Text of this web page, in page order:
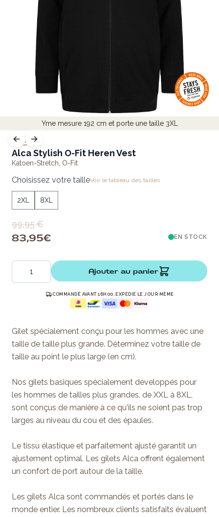
Yme mesure 192 cm et porte une taille 3XL
FLEX
Alca Stylish O-Fit Heren Vest
Katoen-Stretch O-Fit
Choisissez votre tailleVoir le tableau des tailles
2XL 8XL
99,95 €
83,95 € EN STOCK
Quantité
Ajouter au panier
COMMANDÉ AVANT 16H00, EXPÉDIÉ LE JOUR MÊME
Gilet spécialement conçu pour les hommes avec une
taille de taille plus grande. Déterminez votre taille de
taille au point le plus large (en cm).
Nos gilets basiques spécialement développés pour
les hommes de tailles plus grandes, de XXL à 8XL,
sont conçus de manière à ce qu'ils ne soient pas trop
larges au niveau du cou et des épaules.
Le tissu élastique et parfaitement ajusté garantit un
ajustement optimal. Les gilets Alca offrent également
un confort de port autour de la taille.
Les gilets Alca sont commandés et portés dans le
monde entier. Les nombreux clients satisfaits évaluent